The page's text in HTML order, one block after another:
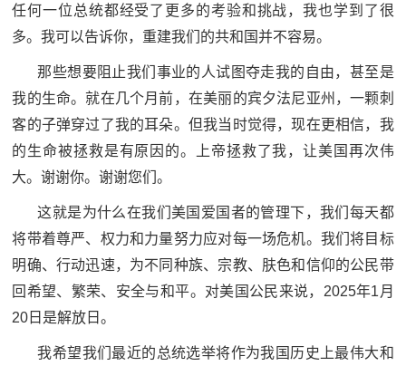
退
役
军
人
服
务
化
国
防
国
红
色
文
旅
色
任何一位总统都经受了更多的考验和挑战，我也学到了很
多。我可以告诉你，重建我们的共和国并不容易。
那些想要阻止我们事业的人试图夺走我的自由，甚至是
我的生命。就在几个月前，在美丽的宾夕法尼亚州，一颗刺
客的子弹穿过了我的耳朵。但我当时觉得，现在更相信，我
的生命被拯救是有原因的。上帝拯救了我，让美国再次伟
大。谢谢你。谢谢您们。
这就是为什么在我们美国爱国者的管理下，我们每天都
将带着尊严、权力和力量努力应对每一场危机。我们将目标
明确、行动迅速，为不同种族、宗教、肤色和信仰的公民带
回希望、繁荣、安全与和平。对美国公民来说，2025年1月
20日是解放日。
我希望我们最近的总统选举将作为我国历史上最伟大和